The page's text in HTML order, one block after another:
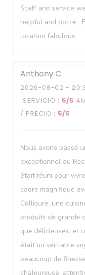
Staff and service
helpful and polite .
location fabulous.
AnthonyC
2026-08-02 -
SERVICIO : 5/5
/ PRECIO : 5/5
Nous avons passé
exceptionnel au
était réuni pour
cadre magnifique
Collioure, une
produits de grande
que délicieuses, et
était un véritable
beaucoup de
chaleureuse,